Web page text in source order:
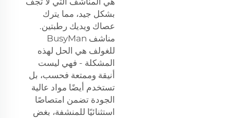
بشكل جيد، مما يترك
عصاك ويديك رطبتين.
مناشف BusyMan
للغولف هي الحل لهذه
المشكلة - فهي ليست
أنيقة وممتعة فحسب، بل
تستخدم أيضًا مواد عالية
الجودة تضمن امتصاصًا
استثنائيًا للمنشفة، بغض